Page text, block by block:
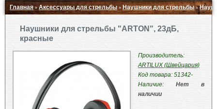
Главная»Аксессуары для стрельбы »Наушники для стрельбы»
Наушники для стрельбы "ARTON", 23дБ,
красные
Производитель:
ARTILUX (Швейцария)
Код товара: 51342-
Наличие: Нет в
наличии